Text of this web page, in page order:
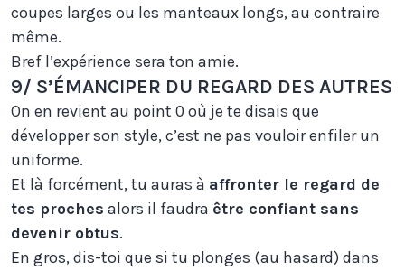
coupes larges ou les manteaux longs, au contraire
même.
Bref l’expérience sera ton amie.
9/ S’ÉMANCIPER DU REGARD DES AUTRES
On en revient au point 0 où je te disais que
développer son style, c’est ne pas vouloir enfiler un
uniforme.
Et là forcément, tu auras à affronter le regard de
tes proches alors il faudra être confiant sans
devenir obtus.
En gros, dis-toi que si tu plonges (au hasard) dans